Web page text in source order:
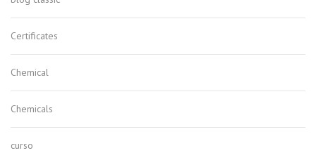
Certificates
Chemical
Chemicals
curso